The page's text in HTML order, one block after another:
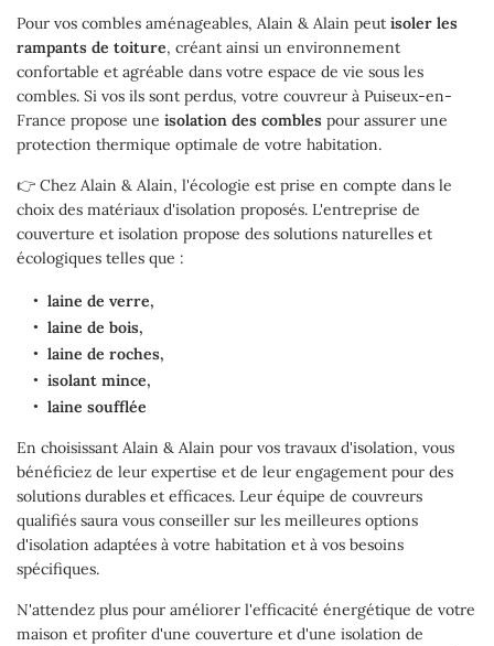
Pour vos combles aménageables, Alain & Alain peut isoler les
rampants de toiture, créant ainsi un environnement
confortable et agréable dans votre espace de vie sous les
combles. Si vos ils sont perdus, votre couvreur à Puiseux-en-
France propose une isolation des combles pour assurer une
protection thermique optimale de votre habitation.
👉 Chez Alain & Alain, l'écologie est prise en compte dans le
choix des matériaux d'isolation proposés. L'entreprise de
couverture et isolation propose des solutions naturelles et
écologiques telles que :
laine de verre,
laine de bois,
laine de roches,
isolant mince,
laine soufflée
En choisissant Alain & Alain pour vos travaux d'isolation, vous
bénéficiez de leur expertise et de leur engagement pour des
solutions durables et efficaces. Leur équipe de couvreurs
qualifiés saura vous conseiller sur les meilleures options
d'isolation adaptées à votre habitation et à vos besoins
spécifiques.
N'attendez plus pour améliorer l'efficacité énergétique de votre
maison et profiter d'une couverture et d'une isolation de